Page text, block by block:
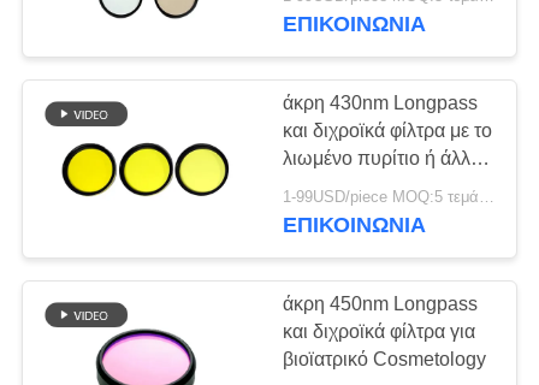
προσδιορισμό
ΕΠΙΚΟΙΝΩΝΊΑ
άκρη 430nm Longpass
και διχροϊκά φίλτρα με το
λιωμένο πυρίτιο ή άλλο
οπτικό υλικό γυαλιού
1-99USD/piece MOQ:5 τεμάχια
ΕΠΙΚΟΙΝΩΝΊΑ
άκρη 450nm Longpass
και διχροϊκά φίλτρα για
βιοϊατρικό Cosmetology